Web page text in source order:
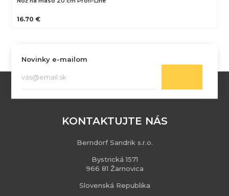
16.70 €
Novinky e-mailom
KONTAKTUJTE NÁS
Berndorf Sandrik s.r.o.
Bystrická 1571
966 81 Žarnovica
Slovenská Republika